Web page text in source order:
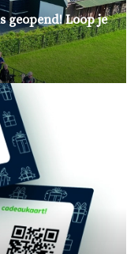
geopend! Loop je